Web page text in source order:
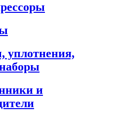
уплотнения,
и